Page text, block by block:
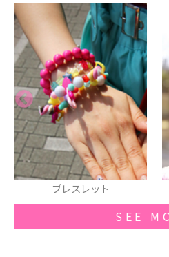
ニット帽
SEE